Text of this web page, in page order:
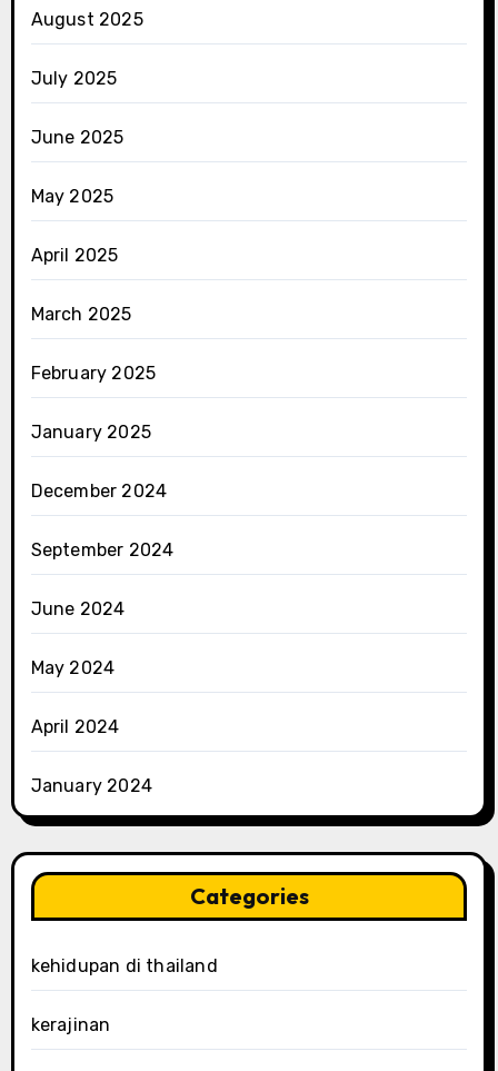
August 2025
July 2025
June 2025
May 2025
April 2025
March 2025
February 2025
January 2025
December 2024
September 2024
June 2024
May 2024
April 2024
January 2024
Categories
kehidupan di thailand
kerajinan